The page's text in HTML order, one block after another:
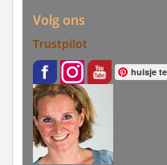
Volg ons
Trustpilot
huisje